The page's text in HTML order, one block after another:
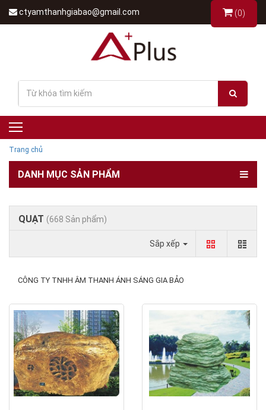
ctyamthanhgiabao@gmail.com (0)
Trang chủ
DANH MỤC SẢN PHẨM
QUẠT (668 Sản phẩm)
Sắp xếp
CÔNG TY TNHH ÂM THANH ÁNH SÁNG GIA BẢO